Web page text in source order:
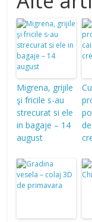
Migrena, grijile
şi fricile s-au
strecurat si ele
in bagaje – 14
august